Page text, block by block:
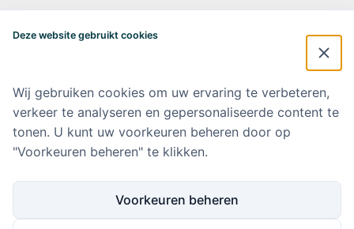
Postbus 7057
alzheimercentrum@amsterdamumc.nl
Doneer via: NL 42 INGB 0006 9052 76 Ten name van: Stichting Steun
Alzheimercentrum Amsterdam
Amsterdam UMC
Deze website gebruikt cookies
Wij gebruiken cookies om uw ervaring te verbeteren,
verkeer te analyseren en gepersonaliseerde content te
tonen. U kunt uw voorkeuren beheren door op
"Voorkeuren beheren" te klikken.
Voorkeuren beheren